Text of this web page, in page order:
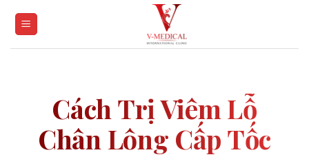
Cách Trị Viêm Lỗ
Chân Lông Cấp Tốc